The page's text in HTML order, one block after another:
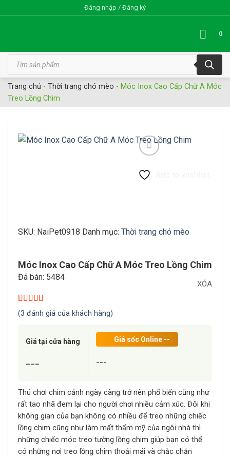
qua
Đăng nhập / Đăng ký
0
Tìm
kiếm
phẩm
Trang chủ - Thời trang chó mèo - Móc Inox Cao Cấp Chữ A Móc
Treo Lồng Chim
SKU: NaiPet0918 Danh mục: Thời trang chó mèo
Móc Inox Cao Cấp Chữ A Móc Treo Lồng Chim
Đã bán: 5484
5.00trên 5
dựa trên
3
(3 đánh giá của khách hàng)
Giá tại cửa hàng
---
Giá sốc Online --
---
Thú chơi chim cảnh ngày càng trở nên phổ biến cũng như
rất tao nhã đem lại cho người chơi nhiều cảm xúc. Đôi khi
không gian của bạn không có nhiều để treo những chiếc
lồng chim cũng như làm mất thẩm mỹ của ngôi nhà thì
những chiếc móc treo tường lồng chim giúp bạn có thể
có những nơi treo lồng chim thoải mái và chắc chắn
XÓA